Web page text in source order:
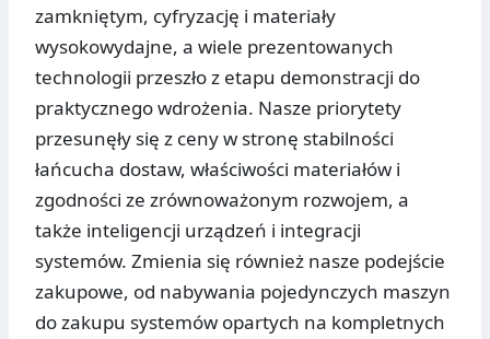
zamkniętym, cyfryzację i materiały
wysokowydajne, a wiele prezentowanych
technologii przeszło z etapu demonstracji do
praktycznego wdrożenia. Nasze priorytety
przesunęły się z ceny w stronę stabilności
łańcucha dostaw, właściwości materiałów i
zgodności ze zrównoważonym rozwojem, a
także inteligencji urządzeń i integracji
systemów. Zmienia się również nasze podejście
zakupowe, od nabywania pojedynczych maszyn
do zakupu systemów opartych na kompletnych